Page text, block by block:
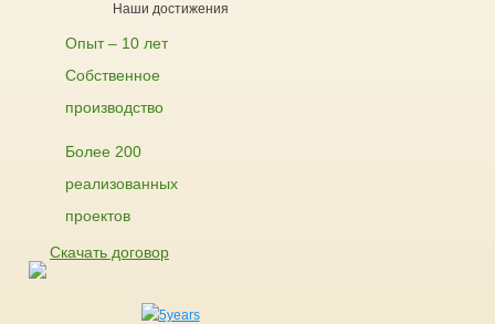
Наши достижения
Опыт – 10 лет
Собственное
производство
Более 200
реализованных
проектов
Скачать договор